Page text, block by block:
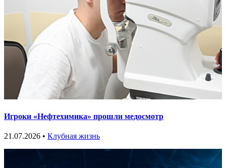
Игроки «Нефтехимика» прошли медосмотр
21.07.2026 • Клубная жизнь